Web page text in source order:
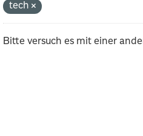
tech
Bitte versuch es mit einer